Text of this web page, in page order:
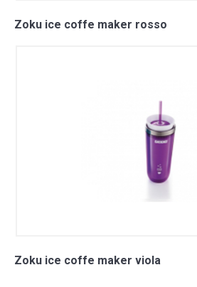
Zoku ice coffe maker rosso
Zoku ice coffe maker viola